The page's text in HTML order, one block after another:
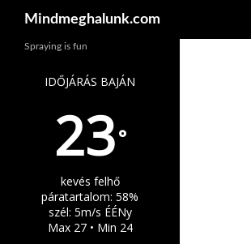
Mindmeghalunk.com
Spraying is fun
IDŐJÁRÁS BAJÁN
23°
kevés felhő
páratartalom: 58%
szél: 5m/s ÉÉNy
Max 27 • Min 24